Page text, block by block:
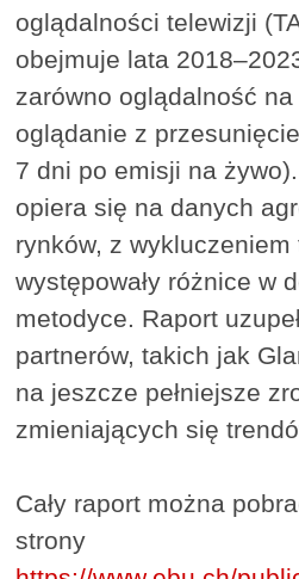
oglądalności telewizji
obejmuje lata
zarówno oglądalność
oglądanie z
7 dni po emisji na
opiera się na danych
rynków, z wykluczeniem
występowały różnice w
metodyce. Raport
partnerów, takich jak
na jeszcze pełniejsze
zmieniających się
Cały raport można
strony